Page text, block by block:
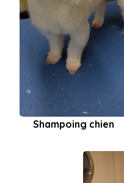
Shampoing chien